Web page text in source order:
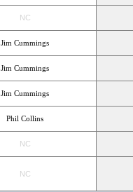
NC
Jim Cummings
Jim Cummings
Jim Cummings
Phil Collins
NC
NC